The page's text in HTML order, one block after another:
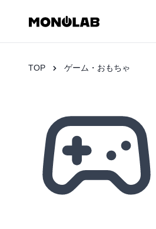
TOP ゲーム・おもちゃ